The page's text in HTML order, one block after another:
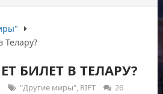
Телару?
БИЛЕТ В ТЕЛАРУ?
"Другие миры" RIFT
26